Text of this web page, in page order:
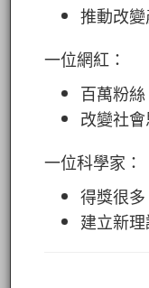
推動改
一位網紅：
百萬粉
改變社
一位科學家：
得獎很
建立新